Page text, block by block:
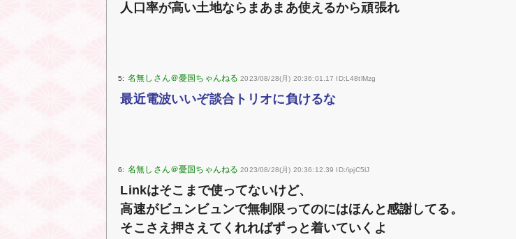
人口率が高い土地ならまあまあ使えるから頑張れ
5: 2023/08/28(月) 20:36:01.17 ID:L48tlMzg
最近電波いいぞ談合トリオに負けるな
6: 2023/08/28(月) 20:36:12.39 ID:/ipjC5lJ
Linkはそこまで使ってないけど、
高速がビュンビュンで無制限ってのにはほんと感謝してる。
そこさえ押さえてくれればずっと着いていくよ